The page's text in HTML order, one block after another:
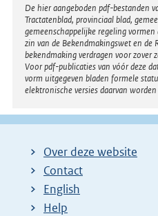
Disclaimer
De hier aangeboden pdf-bestanden
Tractatenblad, provinciaal blad,
gemeenschappelijke regeling
zin van de Bekendmakingswet en de
bekendmaking verdragen voor zover
Voor pdf-publicaties van vóór deze
vorm uitgegeven bladen formele
elektronische versies daarvan
Over deze website
Contact
English
Help